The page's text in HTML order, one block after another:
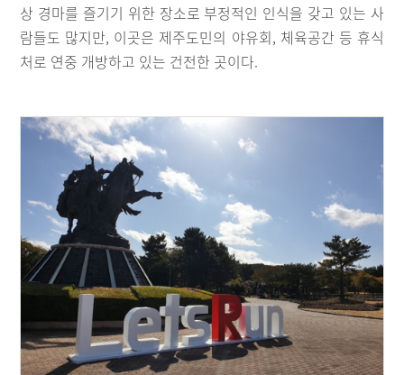
상 경마를 즐기기 위한 장소로 부정적인 인식을 갖고 있는 사
람들도 많지만, 이곳은 제주도민의 야유회, 체육공간 등 휴식
처로 연중 개방하고 있는 건전한 곳이다.